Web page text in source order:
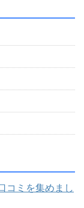
コミを集めまし